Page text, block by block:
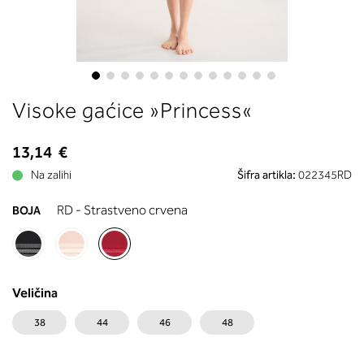
to
beginning
the
images
gallery
Visoke gaćice »Princess«
13,14 €
Na zalihi Šifra artikla: 022345RD
BOJA RD - Strastveno crvena
Veličina
38 44 46 48
boste prebrali, katera globina
ustreza vaši meri (A, B …) – iščite v
stolpcu, ki ste ga določili s
obsegom.